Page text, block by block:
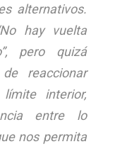
alternativos.
hay vuelta
pero quizá
reaccionar
interior,
entre lo
nos permita